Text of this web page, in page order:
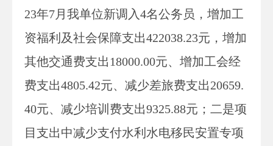
23年7月我单位新调入4名公务员，增加工
资福利及社会保障支出422038.23元，增加
其他交通费支出18000.00元、增加工会经
费支出4805.42元、减少差旅费支出20659.
40元、减少培训费支出9325.88元；二是项
目支出中减少支付水利水电移民安置专项